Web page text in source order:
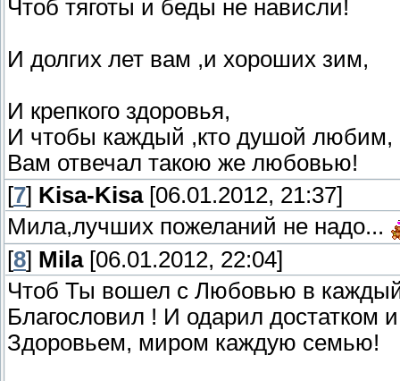
Чтоб тяготы и беды не нависли!
И долгих лет вам ,и хороших зим,
И крепкого здоровья,
И чтобы каждый ,кто душой любим,
Вам отвечал такою же любовью!
[7] Kisa-Kisa[06.01.2012, 21:37]
Мила,лучших пожеланий не надо...
[8] Mila[06.01.2012, 22:04]
Чтоб Ты вошел с Любовью в
Благословил ! И одарил достатком
Здоровьем, миром каждую семью!